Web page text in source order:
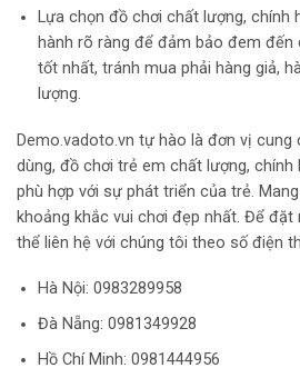
Lựa chọn đồ chơi chất lượng, chính
hành rõ ràng để đảm bảo đem đến
tốt nhất, tránh mua phải hàng giả,
lượng.
Demo.vadoto.vn tự hào là đơn vị
dùng, đồ chơi trẻ em chất lượng,
phù hợp với sự phát triển của trẻ.
khoảng khắc vui chơi đẹp nhất. Để
thể liên hệ với chúng tôi theo số điện
Hà Nội: 0983289958
Đà Nẵng: 0981349928
Hồ Chí Minh: 0981444956